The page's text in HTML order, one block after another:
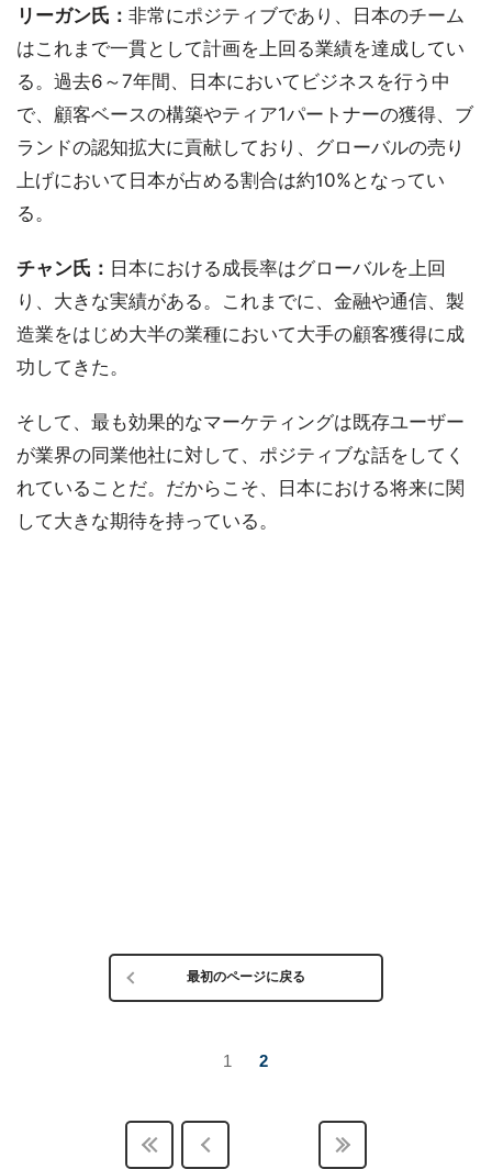
リーガン氏： 非常にポジティブであり、日本のチーム
はこれまで一貫として計画を上回る業績を達成してい
る。過去6～7年間、日本においてビジネスを行う中
で、顧客ベースの構築やティア1パートナーの獲得、ブ
ランドの認知拡大に貢献しており、グローバルの売り
上げにおいて日本が占める割合は約10%となってい
る。
チャン氏： 日本における成長率はグローバルを上回
り、大きな実績がある。これまでに、金融や通信、製
造業をはじめ大半の業種において大手の顧客獲得に成
功してきた。
そして、最も効果的なマーケティングは既存ユーザー
が業界の同業他社に対して、ポジティブな話をしてく
れていることだ。だからこそ、日本における将来に関
して大きな期待を持っている。
最初のページに戻る
1 2